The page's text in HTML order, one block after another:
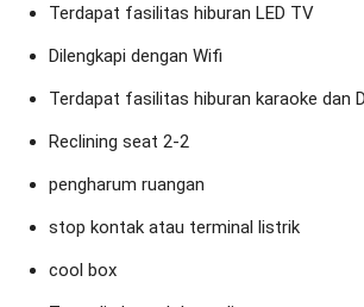
Terdapat fasilitas hiburan LED TV
Dilengkapi dengan Wifi
Terdapat fasilitas hiburan karaoke dan
Reclining seat 2-2
pengharum ruangan
stop kontak atau terminal listrik
cool box